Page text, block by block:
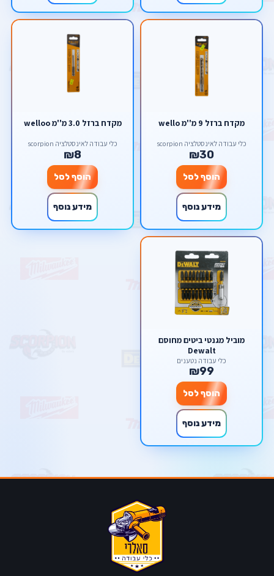
מקדח ברזל 9 מ''מ wello
כלי עבודה לאינסטלציה scorpion
₪30
הוסף לסל
מידע נוסף
מקדח ברזל 3.0 מ''מ welloo
כלי עבודה לאינסטלציה scorpion
₪8
הוסף לסל
מידע נוסף
מוביל מגנטי ביטים מחוסם
Dewalt
כלי עבודה נטענים
₪99
הוסף לסל
מידע נוסף